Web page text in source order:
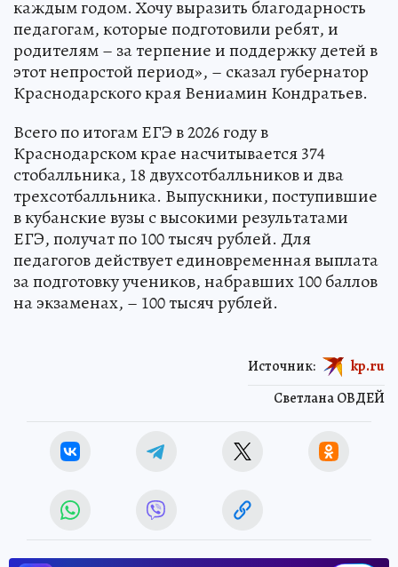
каждым годом. Хочу выразить благодарность
педагогам, которые подготовили ребят, и
родителям – за терпение и поддержку детей в
этот непростой период», – сказал губернатор
Краснодарского края Вениамин Кондратьев.
Всего по итогам ЕГЭ в 2026 году в
Краснодарском крае насчитывается 374
стобалльника, 18 двухсотбалльников и два
трехсотбалльника. Выпускники, поступившие
в кубанские вузы с высокими результатами
ЕГЭ, получат по 100 тысяч рублей. Для
педагогов действует единовременная выплата
за подготовку учеников, набравших 100 баллов
на экзаменах, – 100 тысяч рублей.
Светлана ОВДЕЙ
Источник: kp.ru